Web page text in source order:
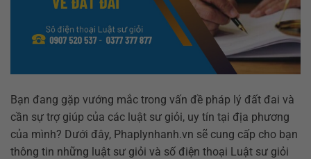
Bạn đang gặp vướng mắc trong vấn đề pháp lý đất đai và
cần sự trợ giúp của các luật sư giỏi, uy tín tại địa phương
của mình? Dưới đây, Phaplynhanh.vn sẽ cung cấp cho bạn
thông tin những luật sư giỏi và số điện thoại Luật sư giỏi